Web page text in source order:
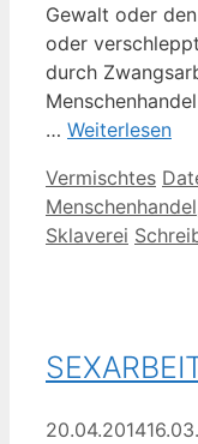
Gewalt oder
oder
durch
… Weiterlesen
Kategorien
Vermischtes
Menschenhandel
Sklaverei
20.04.2014